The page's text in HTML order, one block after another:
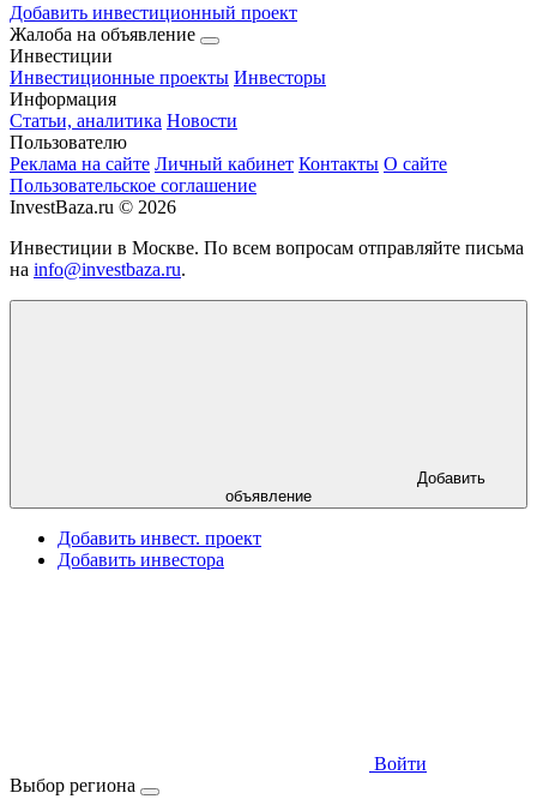
Добавить инвестиционный проект
Жалоба на объявление
Инвестиции
Инвестиционные проекты Инвесторы
Информация
Статьи, аналитика Новости
Пользователю
Реклама на сайте Личный кабинет Контакты О сайте
Пользовательское соглашение
InvestBaza.ru © 2026
Инвестиции в Москве. По всем вопросам отправляйте письма
на info@investbaza.ru.
Добавить
объявление
Добавить инвест. проект
Добавить инвестора
Войти
Выбор региона